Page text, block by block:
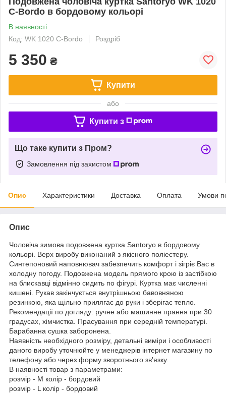
С-Bordo в бордовому кольорі
В наявності
Код: WK 1020 С-Bordo
Роздріб
5 350 ₴
Купити
або
Купити з
Що таке купити з Пром?
Замовлення під захистом
Опис Характеристики Доставка Оплата Умови
Опис
Чоловіча зимова подовжена куртка Santoryo в бордовому
кольорі. Верх виробу виконаний з якісного поліестеру.
Синтепоновий наповнювач забезпечить комфорт і зігріє Вас в
холодну погоду. Подовжена модель прямого крою із застібкою
на блискавці відмінно сидить по фігурі. Куртка має численні
кишені. Рукав закінчується внутрішньою бавовняною
резинкою, яка щільно прилягає до руки і зберігає тепло.
Рекомендації по догляду: ручне або машинне прання при 30
градусах, хімчистка. Прасування при середній температурі.
Барабанна сушка заборонена.
Наявність необхідного розміру, детальні виміри і особливості
даного виробу уточнюйте у менеджерів інтернет магазину по
телефону або через форму зворотнього зв'язку.
В наявності товар з параметрами:
розмір - M колір - бордовий
розмір - L колір - бордовий